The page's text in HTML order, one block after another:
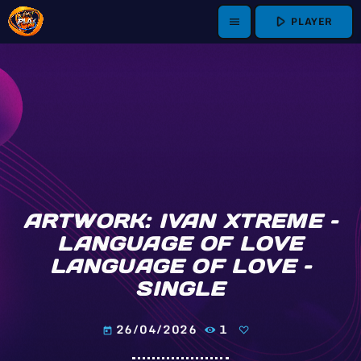
menu play_arrow PLAYER
ARTWORK: IVAN XTREME –
LANGUAGE OF LOVE
LANGUAGE OF LOVE –
SINGLE
today 26/04/2026 1